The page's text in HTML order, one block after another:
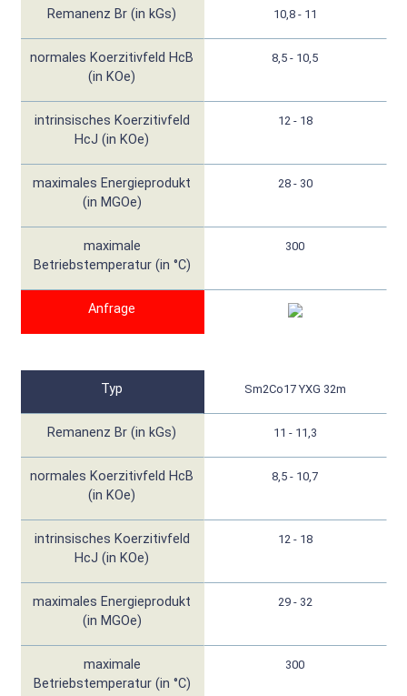
Remanenz Br (in kGs) 10,8 - 11
normales Koerzitivfeld HcB
(in KOe)
8,5 - 10,5
intrinsisches Koerzitivfeld
HcJ (in KOe)
12 - 18
maximales Energieprodukt
(in MGOe)
28 - 30
maximale
Betriebstemperatur (in °C)
300
Anfrage
Typ Sm2Co17 YXG 32m
Remanenz Br (in kGs) 11 - 11,3
normales Koerzitivfeld HcB
(in KOe)
8,5 - 10,7
intrinsisches Koerzitivfeld
HcJ (in KOe)
12 - 18
maximales Energieprodukt
(in MGOe)
29 - 32
maximale
Betriebstemperatur (in °C)
300